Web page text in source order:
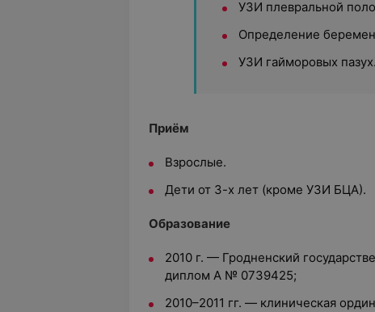
УЗИ плевральной
Определение
УЗИ гайморовых пазух.
Приём
Взрослые.
Дети от 3-х лет (кроме УЗИ БЦА).
Образование
2010 г. — Гродненский
диплом A № 0739425;
2010–2011 гг. — клиническая